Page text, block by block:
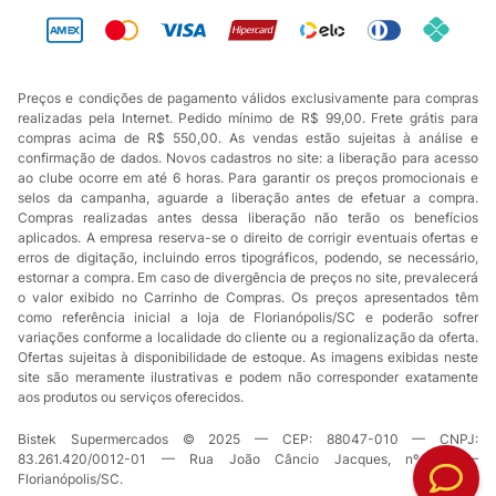
Preços e condições de pagamento válidos exclusivamente para compras
realizadas pela Internet. Pedido mínimo de R$ 99,00. Frete grátis para
compras acima de R$ 550,00. As vendas estão sujeitas à análise e
confirmação de dados. Novos cadastros no site: a liberação para acesso
ao clube ocorre em até 6 horas. Para garantir os preços promocionais e
selos da campanha, aguarde a liberação antes de efetuar a compra.
Compras realizadas antes dessa liberação não terão os benefícios
aplicados. A empresa reserva-se o direito de corrigir eventuais ofertas e
erros de digitação, incluindo erros tipográficos, podendo, se necessário,
estornar a compra. Em caso de divergência de preços no site, prevalecerá
o valor exibido no Carrinho de Compras. Os preços apresentados têm
como referência inicial a loja de Florianópolis/SC e poderão sofrer
variações conforme a localidade do cliente ou a regionalização da oferta.
Ofertas sujeitas à disponibilidade de estoque. As imagens exibidas neste
site são meramente ilustrativas e podem não corresponder exatamente
aos produtos ou serviços oferecidos.
Bistek Supermercados © 2025 — CEP: 88047-010 — CNPJ:
83.261.420/0012-01 — Rua João Câncio Jacques, nº 49 —
Florianópolis/SC.